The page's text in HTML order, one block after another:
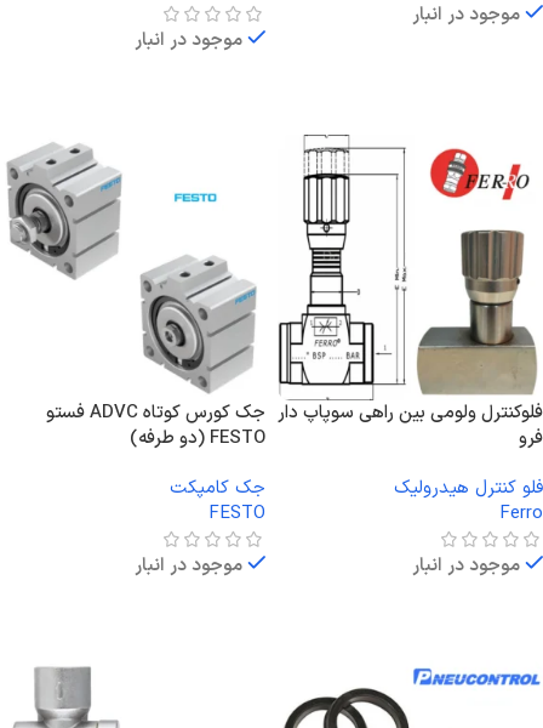
موجود در انبار
موجود در انبار
فلوکنترل ولومی بین راهی سوپاپ دار
فرو
فلو کنترل هیدرولیک
Ferro
موجود در انبار
جک کورس کوتاه ADVC فستو
FESTO (دو طرفه)
جک کامپکت
FESTO
موجود در انبار